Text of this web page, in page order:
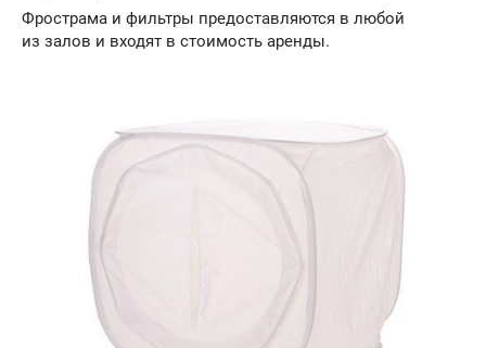
Фрострама и фильтры предоставляются в любой
из залов и входят в стоимость аренды.